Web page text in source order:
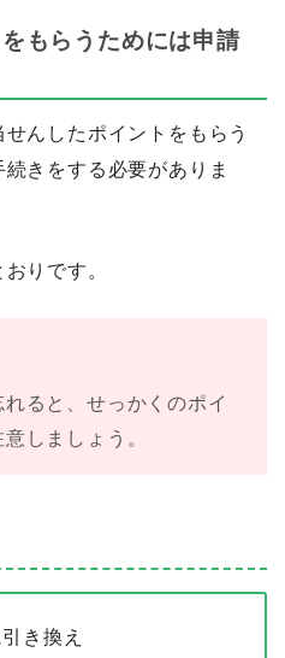
もらうためには申請
んしたポイントをもらう
きをする必要がありま
りです。
ると、せっかくのポイ
しましょう。
き換え